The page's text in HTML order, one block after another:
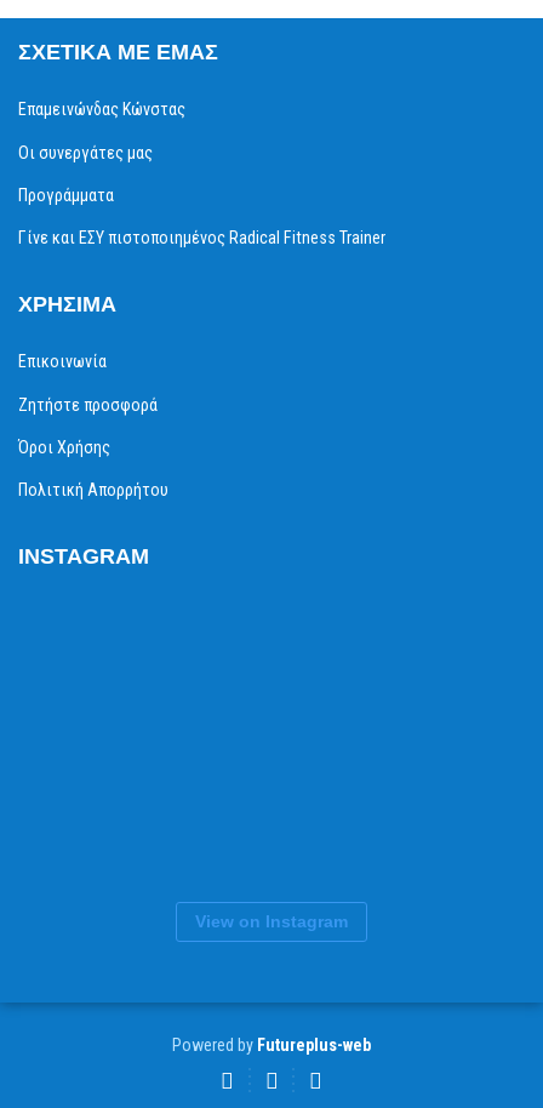
ΣΧΕΤΙΚΆ ΜΕ ΕΜΆΣ
Επαμεινώνδας Κώνστας
Οι συνεργάτες μας
Προγράμματα
Γίνε και ΕΣΥ πιστοποιημένος Radical Fitness Trainer
ΧΡΉΣΙΜΑ
Επικοινωνία
Ζητήστε προσφορά
Όροι Χρήσης
Πολιτική Απορρήτου
INSTAGRAM
View on Instagram
Powered by Futureplus-web